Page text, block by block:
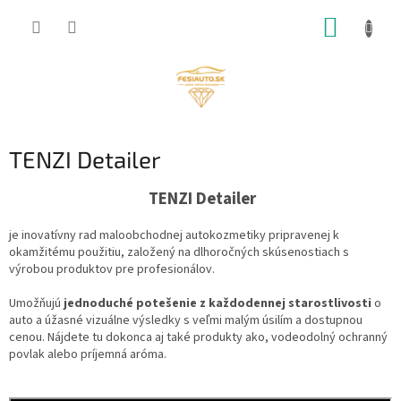
TENZI Detailer
TENZI Detailer
je inovatívny rad maloobchodnej autokozmetiky pripravenej k
okamžitému použitiu, založený na dlhoročných skúsenostiach s
výrobou produktov pre profesionálov.
Umožňujú jednoduché potešenie z každodennej starostlivosti o
auto a úžasné vizuálne výsledky s veľmi malým úsilím a dostupnou
cenou. Nájdete tu dokonca aj také produkty ako, vodeodolný ochranný
povlak alebo príjemná aróma.